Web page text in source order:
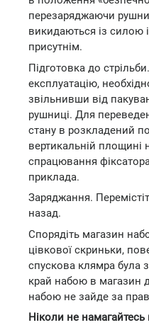
перезаряджаючи
викидаються із силою
присутнім.
Підготовка до
експлуатацію,
звільнивши від
рушниці. Для
стану в розкладений
вертикальній площині
спрацювання
приклада.
Заряджання.
назад.
Спорядіть магазин
цівкової скриньки,
спускова клямра була
край набою в магазин
набою не зайде за
Ніколи не намагайтесь